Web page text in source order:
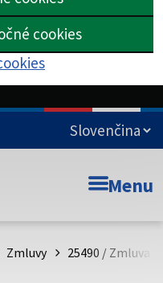
cookies
Menu
Zmluvy 25490 / Zmluva